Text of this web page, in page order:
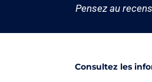
Pensez au
Consultez les